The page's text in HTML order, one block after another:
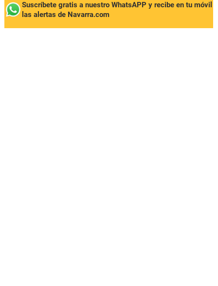
Suscríbete gratis a nuestro WhatsAPP y recibe en tu móvil
las alertas de Navarra.com